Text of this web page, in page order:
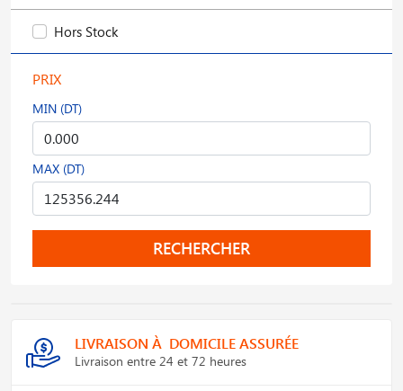
Hors Stock
PRIX
MIN (DT)
MAX (DT)
RECHERCHER
LIVRAISON À DOMICILE ASSURÉE
Livraison entre 24 et 72 heures